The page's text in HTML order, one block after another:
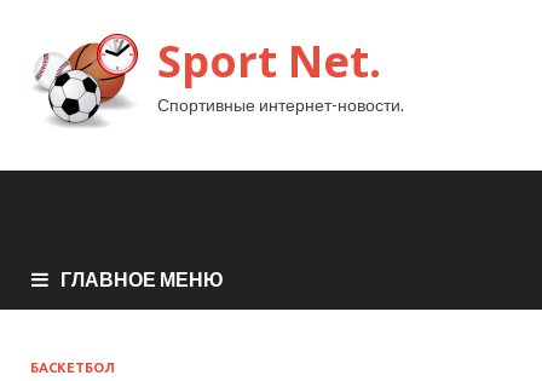
Sport Net.
Спортивные интернет-новости.
ГЛАВНОЕ МЕНЮ
БАСКЕТБОЛ